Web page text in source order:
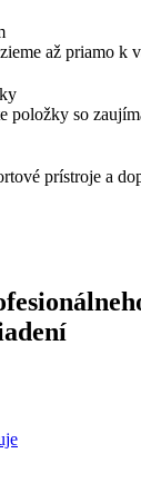
až priamo k
položky so
prístroje a